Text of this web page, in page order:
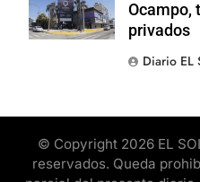
Ocampo,
privados
Diario EL
© Copyright 2026 EL
reservados. Queda